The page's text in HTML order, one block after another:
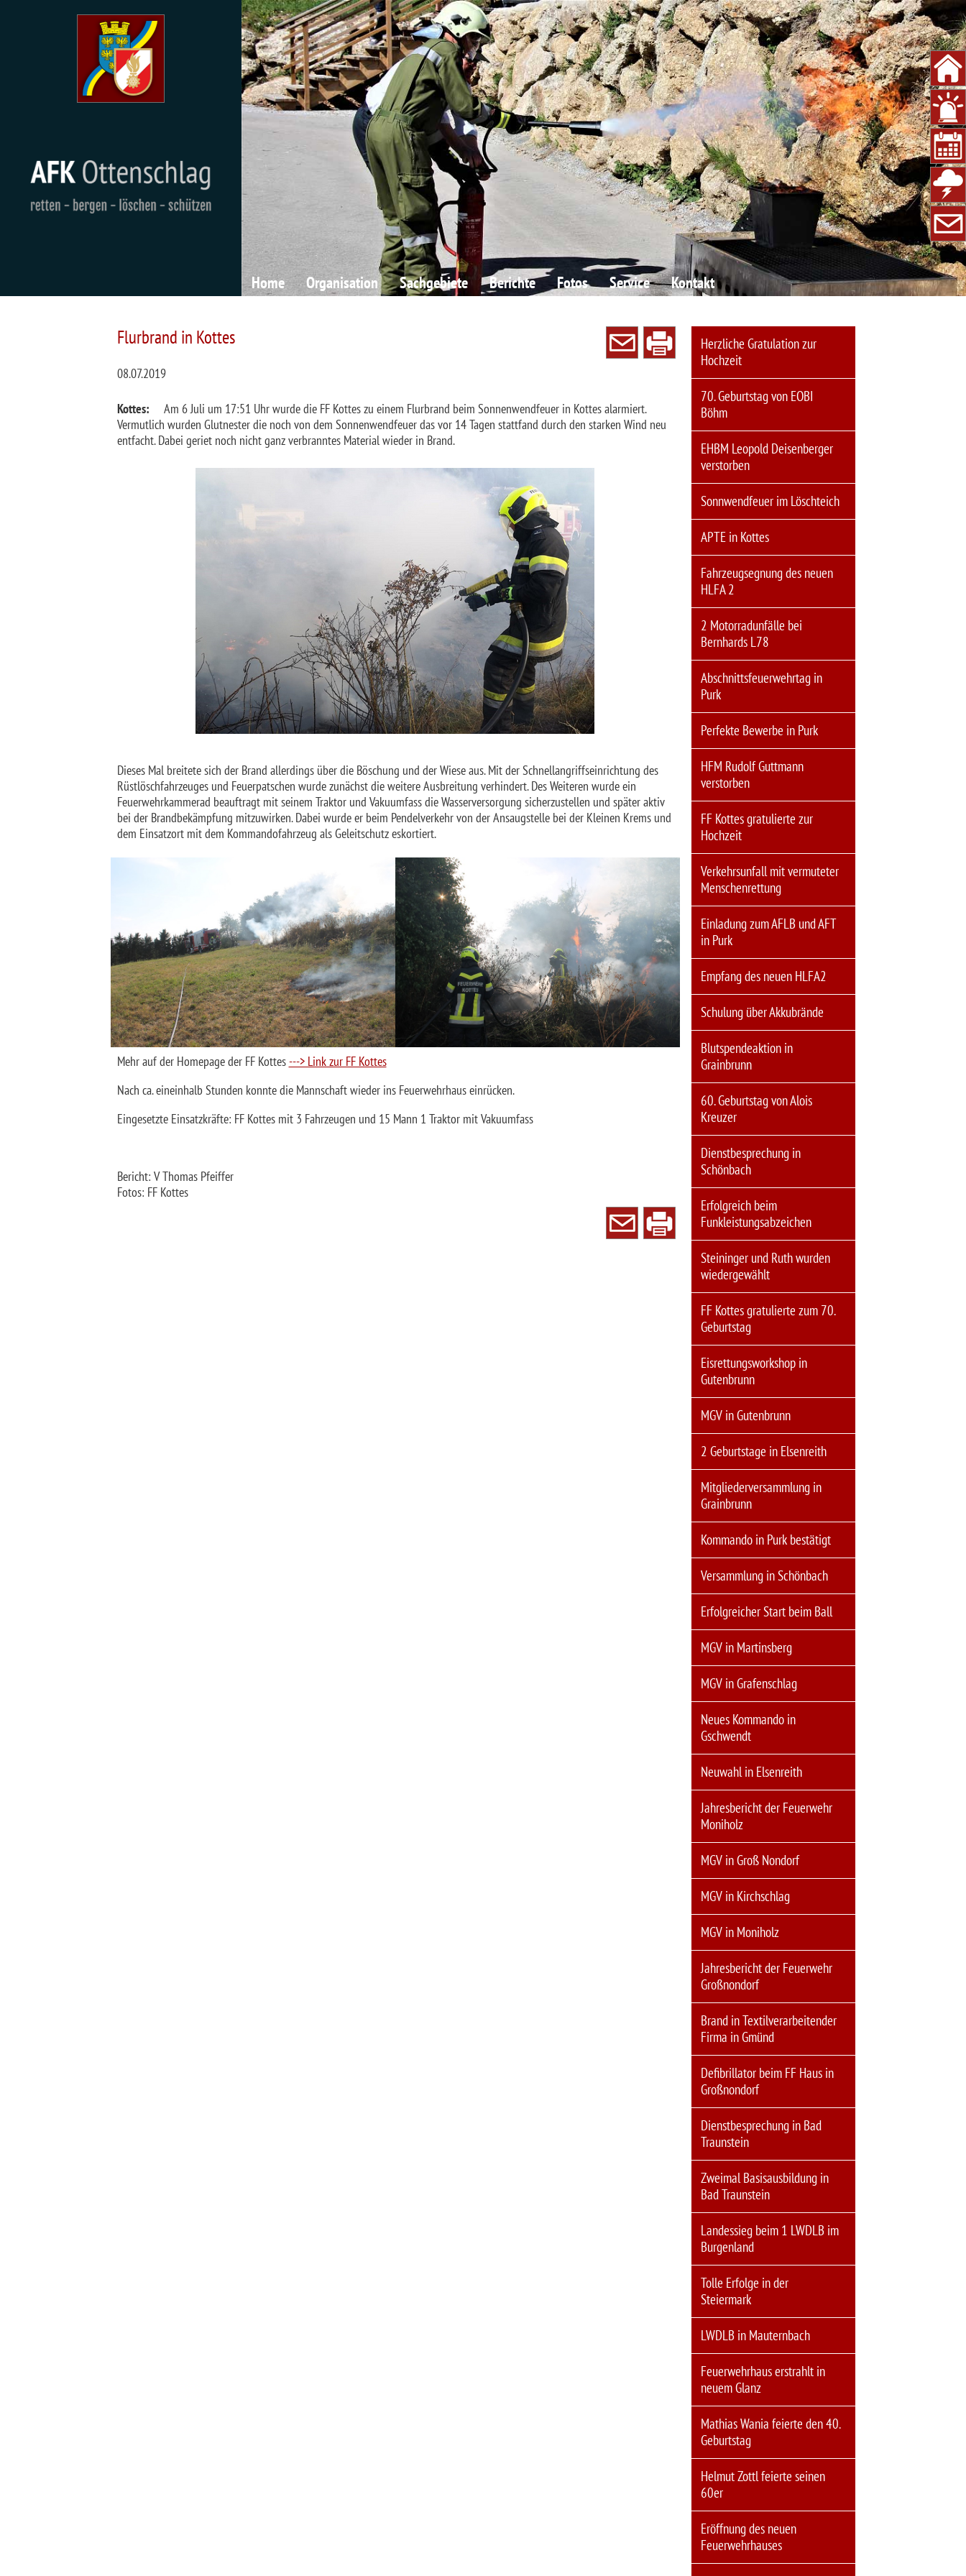
Home Organisation Sachgebiete Berichte Fotos Service Kontakt
Flurbrand in Kottes
08.07.2019
Kottes: Am 6 Juli um 17:51 Uhr wurde die FF Kottes zu einem Flurbrand beim Sonnenwendfeuer in Kottes alarmiert.
Vermutlich wurden Glutnester die noch von dem Sonnenwendfeuer das vor 14 Tagen stattfand durch den starken Wind neu
entfacht. Dabei geriet noch nicht ganz verbranntes Material wieder in Brand.
Dieses Mal breitete sich der Brand allerdings über die Böschung und der Wiese aus. Mit der Schnellangriffseinrichtung des
Rüstlöschfahrzeuges und Feuerpatschen wurde zunächst die weitere Ausbreitung verhindert. Des Weiteren wurde ein
Feuerwehrkammerad beauftragt mit seinem Traktor und Vakuumfass die Wasserversorgung sicherzustellen und später aktiv
bei der Brandbekämpfung mitzuwirken. Dabei wurde er beim Pendelverkehr von der Ansaugstelle bei der Kleinen Krems und
dem Einsatzort mit dem Kommandofahrzeug als Geleitschutz eskortiert.
Mehr auf der Homepage der FF Kottes---> Link zur FF Kottes
Nach ca. eineinhalb Stunden konnte die Mannschaft wieder ins Feuerwehrhaus einrücken.
Eingesetzte Einsatzkräfte: FF Kottes mit 3 Fahrzeugen und 15 Mann 1 Traktor mit Vakuumfass
Bericht: V Thomas Pfeiffer
Fotos: FF Kottes
Herzliche Gratulation zur
Hochzeit
70. Geburtstag von EOBI
Böhm
EHBM Leopold Deisenberger
verstorben
Sonnwendfeuer im Löschteich
APTE in Kottes
Fahrzeugsegnung des neuen
HLFA 2
2 Motorradunfälle bei
Bernhards L78
Abschnittsfeuerwehrtag in
Purk
Perfekte Bewerbe in Purk
HFM Rudolf Guttmann
verstorben
FF Kottes gratulierte zur
Hochzeit
Verkehrsunfall mit vermuteter
Menschenrettung
Einladung zum AFLB und AFT
in Purk
Empfang des neuen HLFA2
Schulung über Akkubrände
Blutspendeaktion in
Grainbrunn
60. Geburtstag von Alois
Kreuzer
Dienstbesprechung in
Schönbach
Erfolgreich beim
Funkleistungsabzeichen
Steininger und Ruth wurden
wiedergewählt
FF Kottes gratulierte zum 70.
Geburtstag
Eisrettungsworkshop in
Gutenbrunn
MGV in Gutenbrunn
2 Geburtstage in Elsenreith
Mitgliederversammlung in
Grainbrunn
Kommando in Purk bestätigt
Versammlung in Schönbach
Erfolgreicher Start beim Ball
MGV in Martinsberg
MGV in Grafenschlag
Neues Kommando in
Gschwendt
Neuwahl in Elsenreith
Jahresbericht der Feuerwehr
Moniholz
MGV in Groß Nondorf
MGV in Kirchschlag
MGV in Moniholz
Jahresbericht der Feuerwehr
Großnondorf
Brand in Textilverarbeitender
Firma in Gmünd
Defibrillator beim FF Haus in
Großnondorf
Dienstbesprechung in Bad
Traunstein
Zweimal Basisausbildung in
Bad Traunstein
Landessieg beim 1 LWDLB im
Burgenland
Tolle Erfolge in der
Steiermark
LWDLB in Mauternbach
Feuerwehrhaus erstrahlt in
neuem Glanz
Mathias Wania feierte den 40.
Geburtstag
Helmut Zottl feierte seinen
60er
Eröffnung des neuen
Feuerwehrhauses